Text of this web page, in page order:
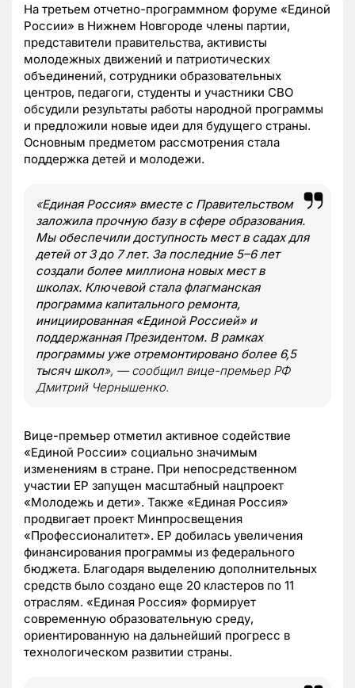
На третьем отчетно-программном форуме «Единой
России» в Нижнем Новгороде члены партии,
представители правительства, активисты
молодежных движений и патриотических
объединений, сотрудники образовательных
центров, педагоги, студенты и участники СВО
обсудили результаты работы народной программы
и предложили новые идеи для будущего страны.
Основным предметом рассмотрения стала
поддержка детей и молодежи.
«Единая Россия» вместе с Правительством
заложила прочную базу в сфере образования.
Мы обеспечили доступность мест в садах для
детей от 3 до 7 лет. За последние 5–6 лет
создали более миллиона новых мест в
школах. Ключевой стала флагманская
программа капитального ремонта,
инициированная «Единой Россией» и
поддержанная Президентом. В рамках
программы уже отремонтировано более 6,5
тысяч школ», — сообщил вице-премьер РФ
Дмитрий Чернышенко.
Вице-премьер отметил активное содействие
«Единой России» социально значимым
изменениям в стране. При непосредственном
участии ЕР запущен масштабный нацпроект
«Молодежь и дети». Также «Единая Россия»
продвигает проект Минпросвещения
«Профессионалитет». ЕР добилась увеличения
финансирования программы из федерального
бюджета. Благодаря выделению дополнительных
средств было создано еще 20 кластеров по 11
отраслям. «Единая Россия» формирует
современную образовательную среду,
ориентированную на дальнейший прогресс в
технологическом развитии страны.